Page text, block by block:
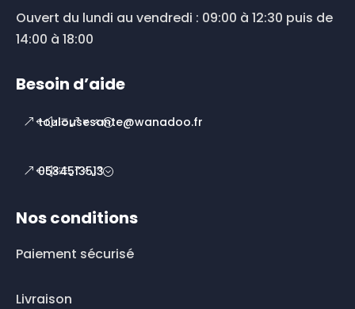
Ouvert du lundi au vendredi : 09:00 à 12:30 puis de
14:00 à 18:00
Besoin d’aide
toulousesante@wanadoo.fr
0534513513
Nos conditions
Paiement sécurisé
Livraison